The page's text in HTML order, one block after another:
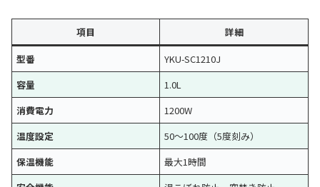
項目
詳細
型番
YKU-SC1210J
容量
1.0L
消費電力
1200W
温度設定
50～100度（5度刻み）
保温機能
最大1時間